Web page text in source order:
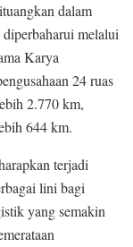
dalam
melalui
Karya
24 ruas
2.770 km,
644 km.
terjadi
lini bagi
yang semakin